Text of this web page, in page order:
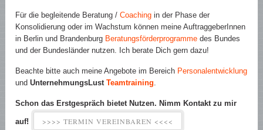
Für die begleitende Beratung /Coaching in der Phase der
Konsolidierung oder im Wachstum können meine AuftraggeberInnen
in Berlin und Brandenburg Beratungsförderprogramme des Bundes
und der Bundesländer nutzen. Ich berate Dich gern dazu!
Beachte bitte auch meine Angebote im Bereich Personalentwicklung
undUnternehmungsLustTeamtraining.
Schon das Erstgespräch bietet Nutzen. Nimm Kontakt zu mir
auf! >>>> TERMIN VEREINBAREN <<<<